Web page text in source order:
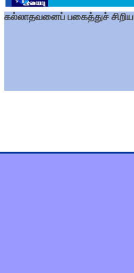
கல்லாதவனைப் பகைத்துச் சிறிய